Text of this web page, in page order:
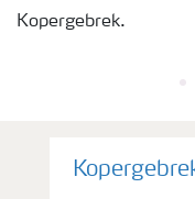
Kopergebrek.